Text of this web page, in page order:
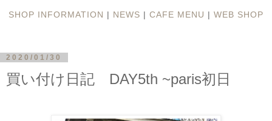
SHOP INFORMATION | NEWS | CAFE MENU | WEB SHOP
2020/01/30
買い付け日記 DAY5th ~paris初日